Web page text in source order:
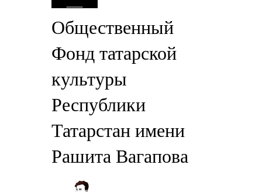
Общественный
Фонд татарской
культуры
Республики
Татарстан имени
Рашита Вагапова